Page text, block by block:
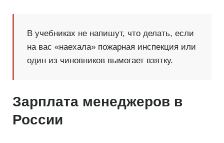
В учебниках не напишут, что делать, если
на вас «наехала» пожарная инспекция или
один из чиновников вымогает взятку.
Зарплата менеджеров в
России